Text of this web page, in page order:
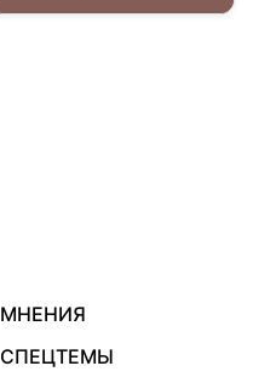
МНЕНИЯ
СПЕЦТЕМЫ